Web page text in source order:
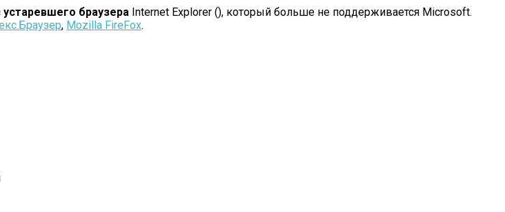
устаревшего браузера Internet Explorer (), который больше не поддерживается Microsoft.
, Mozilla FireFox.